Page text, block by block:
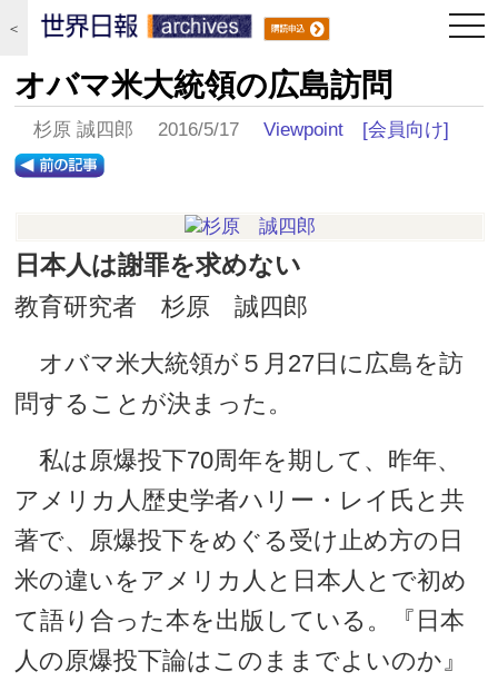
＜
オバマ米大統領の広島訪問
杉原 誠四郎 2016/5/17Viewpoint [会員向け]
日本人は謝罪を求めない
教育研究者 杉原 誠四郎
オバマ米大統領が５月27日に広島を訪
問することが決まった。
私は原爆投下70周年を期して、昨年、
アメリカ人歴史学者ハリー・レイ氏と共
著で、原爆投下をめぐる受け止め方の日
米の違いをアメリカ人と日本人とで初め
て語り合った本を出版している。『日本
人の原爆投下論はこのままでよいのか』